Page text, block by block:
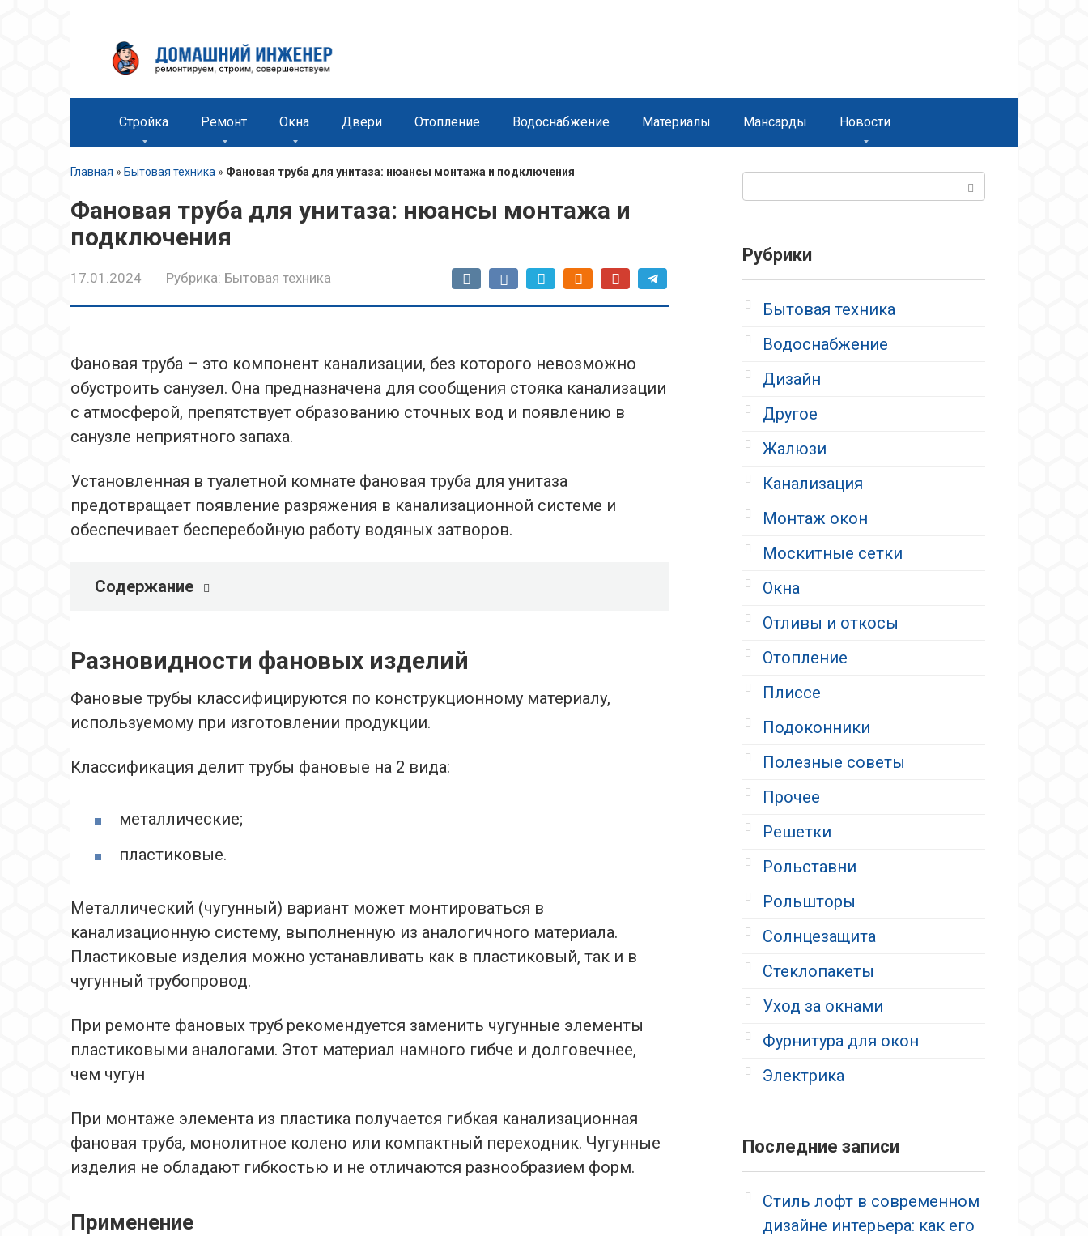
Стройка Ремонт Окна Двери Отопление Водоснабжение Материалы Мансарды Новости
Главная » Бытовая техника » Фановая труба для унитаза: нюансы монтажа и подключения
Фановая труба для унитаза: нюансы монтажа и
подключения
17.01.2024 Рубрика: Бытовая техника
Фановая труба – это компонент канализации, без которого невозможно
обустроить санузел. Она предназначена для сообщения стояка канализации
с атмосферой, препятствует образованию сточных вод и появлению в
санузле неприятного запаха.
Установленная в туалетной комнате фановая труба для унитаза
предотвращает появление разряжения в канализационной системе и
обеспечивает бесперебойную работу водяных затворов.
Содержание
Разновидности фановых изделий
Фановые трубы классифицируются по конструкционному материалу,
используемому при изготовлении продукции.
Классификация делит трубы фановые на 2 вида:
металлические;
пластиковые.
Металлический (чугунный) вариант может монтироваться в
канализационную систему, выполненную из аналогичного материала.
Пластиковые изделия можно устанавливать как в пластиковый, так и в
чугунный трубопровод.
При ремонте фановых труб рекомендуется заменить чугунные элементы
пластиковыми аналогами. Этот материал намного гибче и долговечнее,
чем чугун
При монтаже элемента из пластика получается гибкая канализационная
фановая труба, монолитное колено или компактный переходник. Чугунные
изделия не обладают гибкостью и не отличаются разнообразием форм.
Применение
Рубрики
Бытовая техника
Водоснабжение
Дизайн
Другое
Жалюзи
Канализация
Монтаж окон
Москитные сетки
Окна
Отливы и откосы
Отопление
Плиссе
Подоконники
Полезные советы
Прочее
Решетки
Рольставни
Рольшторы
Солнцезащита
Стеклопакеты
Уход за окнами
Фурнитура для окон
Электрика
Последние записи
Стиль лофт в современном
дизайне интерьера: как его